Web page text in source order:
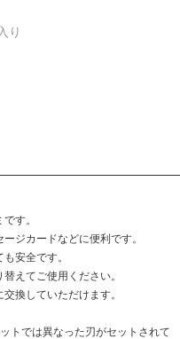
り
す。
ジカードなどに便利です。
安全です。
えてご使用ください。
換していただけます。
トでは異なった刃がセットされて